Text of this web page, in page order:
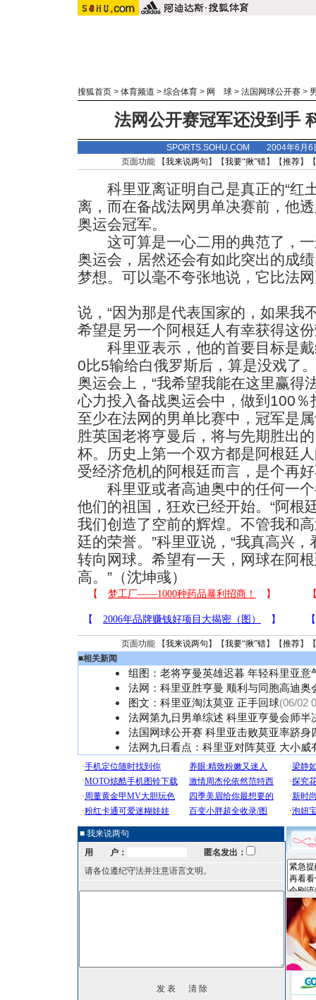
搜狐首页 > 体育频道 > 综合体育 > 网 球 > 法国网球公开赛 >
法网公开赛冠军还没到手
SPORTS.SOHU.COM 2004年6
页面功能 【我来说两句 】【我要“揪”错】【推荐】
科里亚离证明自己是真正的“红
离，而在备战法网男单决赛前，他
奥运会冠军。
这可算是一心二用的典范了，一
奥运会，居然还会有如此突出的成
梦想。可以毫不夸张地说，它比法
说，“因为那是代表国家的，如果我
希望是另一个阿根廷人有幸获得这份
科里亚表示，他的首要目标是戴
0比5输给白俄罗斯后，算是没戏了
奥运会上，“我希望我能在这里赢得
心力投入备战奥运会中，做到100％
至少在法网的男单比赛中，冠军是
胜英国老将亨曼后，将与先期胜出
杯。历史上第一个双方都是阿根廷
受经济危机的阿根廷而言，是个再
科里亚或者高迪奥中的任何一个
他们的祖国，狂欢已经开始。“阿根
我们创造了空前的辉煌。不管我和
廷的荣誉。”科里亚说，“我真高兴
转向网球。希望有一天，网球在阿
高。”（沈坤彧）
页面功能 【我来说两句 】【我要“揪”错】【推荐】
■相关新闻
组图：老将亨曼英雄迟暮 年轻科里亚意
法网：科里亚胜亨曼 顺利与同胞高迪奥
图文：科里亚淘汰莫亚 正手回球(06/02
法网第九日男单综述 科里亚亨曼会师半
法国网球公开赛 科里亚击败莫亚率跻身
法网九日看点：科里亚对阵莫亚 大小威
■ 我来说两句
用 户：
匿名发出：
请各位遵纪守法并注意语言文明。